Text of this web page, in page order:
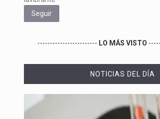
Seguir
------------------------ LO MÁS VISTO
NOTICIAS DEL DÍA